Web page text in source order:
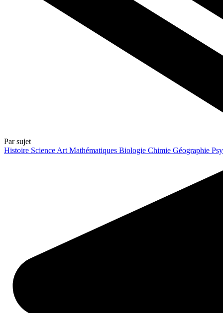
Par sujet
Histoire Science Art Mathématiques Biologie Chimie Géographie